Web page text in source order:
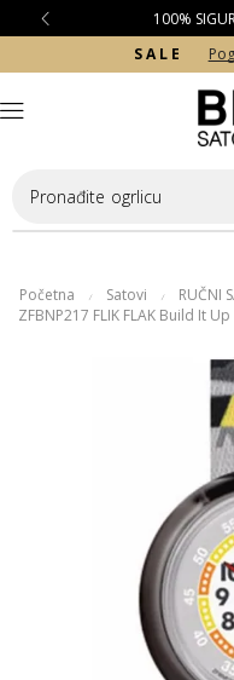
100%
S A L E
Pronađite ogrlicu
Početna / Satovi / RUČNI
ZFBNP217 FLIK FLAK Build It